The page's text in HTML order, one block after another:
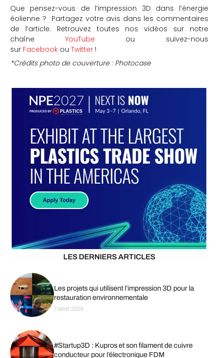
Que pensez-vous de l’impression 3D dans l’énergie
éolienne ? Partagez votre avis dans les commentaires
de l’article. Retrouvez toutes nos vidéos sur notre
chaîne YouTube ou suivez-nous
sur Facebookou Twitter!
*Crédits photo de couverture : Photocase
LES DERNIERS ARTICLES
Les projets qui utilisent l’impression 3D pour la
restauration environnementale
7 août 2026
#Startup3D : Kupros et son filament de cuivre
conducteur pour l’électronique FDM